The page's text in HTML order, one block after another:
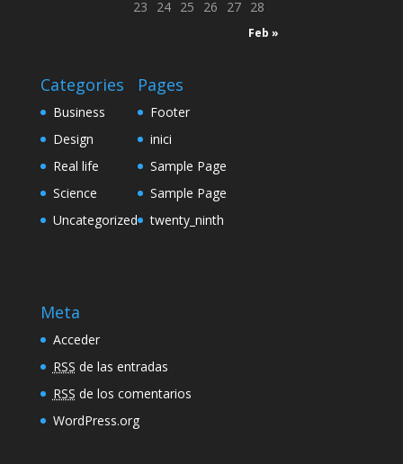
Feb »
23 24 25 26 27 28
Categories
Business
Design
Real life
Science
Uncategorized
Pages
Footer
inici
Sample Page
Sample Page
twenty_ninth
Meta
Acceder
RSS de las entradas
RSS de los comentarios
WordPress.org